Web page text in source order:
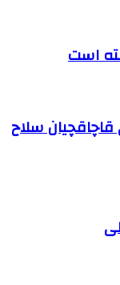
است
سلاح